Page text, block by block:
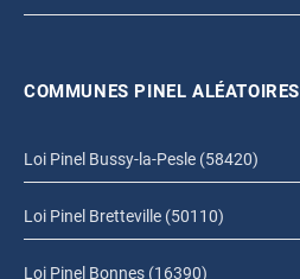
COMMUNES PINEL ALÉATOIRES
Loi Pinel Bussy-la-Pesle (58420)
Loi Pinel Bretteville (50110)
Loi Pinel Bonnes (16390)